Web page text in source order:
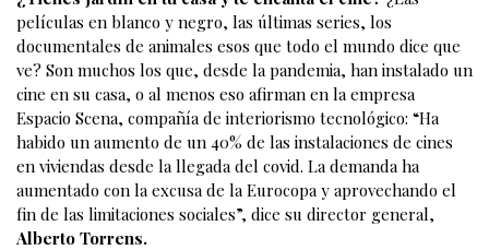
películas en blanco y negro, las últimas series, los
documentales de animales esos que todo el mundo dice que
ve? Son muchos los que, desde la pandemia, han instalado un
cine en su casa, o al menos eso afirman en la empresa
Espacio Scena, compañía de interiorismo tecnológico: “Ha
habido un aumento de un 40% de las instalaciones de cines
en viviendas desde la llegada del covid. La demanda ha
aumentado con la excusa de la Eurocopa y aprovechando el
fin de las limitaciones sociales”, dice su director general,
Alberto Torrens.